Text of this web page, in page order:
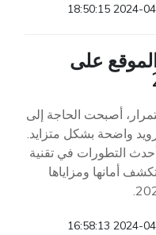
2024-04-30
على
أصبحت الحاجة إلى
واضحة بشكل متزايد.
التطورات في تقنية
أمانها ومزاياها
2024-04-02